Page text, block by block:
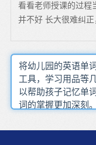
看看老师授课的过程
并不好 长大很难纠
将幼儿园的英语单
工具，学习用品等
以帮助孩子记忆单
词的掌握更加深刻
的事物，而且还能